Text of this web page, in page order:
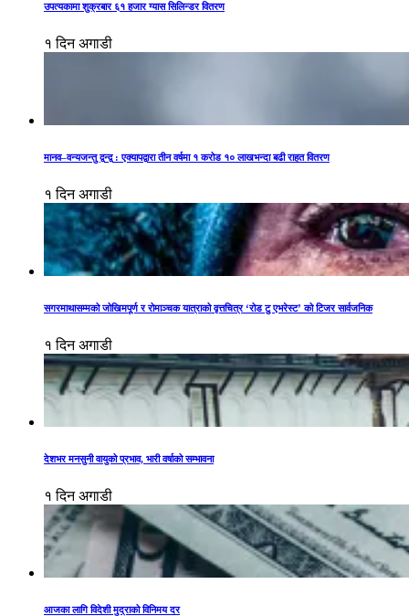
उपत्यकामा शुक्रबार ६१ हजार ग्यास सिलिन्डर वितरण
१ दिन अगाडी
मानव–वन्यजन्तु द्वन्द्व : एक्यापद्वारा तीन वर्षमा १ करोड १० लाखभन्दा बढी राहत वितरण
१ दिन अगाडी
सगरमाथासम्मको जोखिमपूर्ण र रोमाञ्चक यात्राको वृत्तचित्र ‘रोड टु एभरेस्ट’ को टिजर सार्वजनिक
१ दिन अगाडी
देशभर मनसुनी वायुको प्रभाव, भारी वर्षाको सम्भावना
१ दिन अगाडी
आजका लागि विदेशी मुद्राको विनिमय दर